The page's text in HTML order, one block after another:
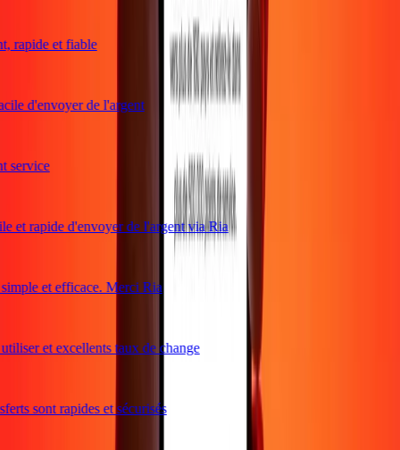
et fiable
d'envoyer de l'argent
et rapide d'envoyer de l'argent via Ria
et efficace. Merci Ria
et excellents taux de change
sont rapides et sécurisés